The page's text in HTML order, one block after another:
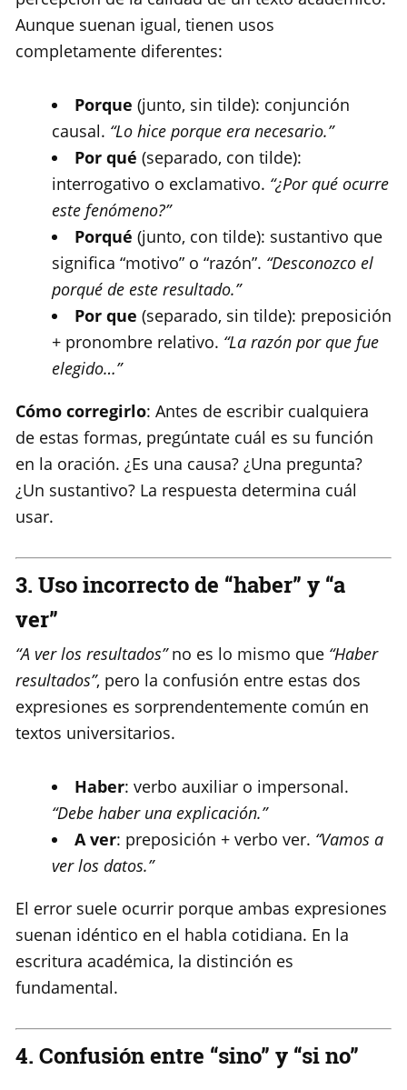
Aunque suenan igual, tienen usos
completamente diferentes:
Porque (junto, sin tilde): conjunción
causal. “Lo hice porque era necesario.”
Por qué (separado, con tilde):
interrogativo o exclamativo. “¿Por qué ocurre
este fenómeno?”
Porqué (junto, con tilde): sustantivo que
significa “motivo” o “razón”. “Desconozco el
porqué de este resultado.”
Por que (separado, sin tilde): preposición
+ pronombre relativo. “La razón por que fue
elegido…”
Cómo corregirlo: Antes de escribir cualquiera
de estas formas, pregúntate cuál es su función
en la oración. ¿Es una causa? ¿Una pregunta?
¿Un sustantivo? La respuesta determina cuál
usar.
3. Uso incorrecto de “haber” y “a
ver”
“A ver los resultados”no es lo mismo que “Haber
resultados”, pero la confusión entre estas dos
expresiones es sorprendentemente común en
textos universitarios.
Haber: verbo auxiliar o impersonal.
“Debe haber una explicación.”
A ver: preposición + verbo ver. “Vamos a
ver los datos.”
El error suele ocurrir porque ambas expresiones
suenan idéntico en el habla cotidiana. En la
escritura académica, la distinción es
fundamental.
4. Confusión entre “sino” y “si no”